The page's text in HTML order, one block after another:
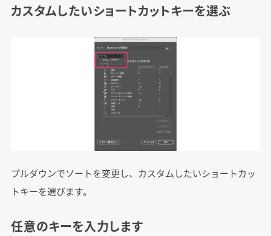
カスタムしたいショートカットキーを選ぶ
プルダウンでソートを変更し、カスタムしたいショートカッ
トキーを選びます。
任意のキーを入力します